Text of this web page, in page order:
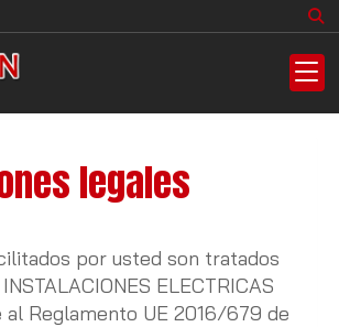
legales
por usted son tratados
ELECTRICAS
Reglamento UE 2016/679 de